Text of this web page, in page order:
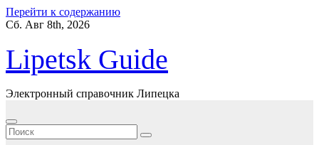
Перейти к содержанию
Сб. Авг 8th, 2026
Lipetsk Guide
Электронный справочник Липецка